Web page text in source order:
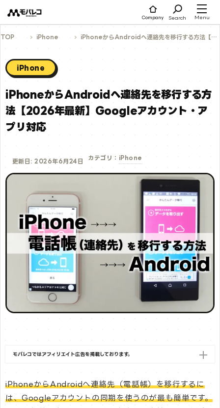
ツ
ス
Company Search Menu
TOP iPhone iPhoneからAndroidへ連絡先を移行する方法【2026年最新】Googleアカウント・アプリ対応
iPhone
iPhoneからAndroidへ連絡先を移行する方
法【2026年最新】Googleアカウント・ア
プリ対応
更新日: 2026年6月24日
カテゴリ： iPhone
モバレコではアフィリエイト広告を掲載しております。
iPhoneからAndroidへ連絡先（電話帳）を移行するに
は、Googleアカウントの同期を使うのが最も簡単です。